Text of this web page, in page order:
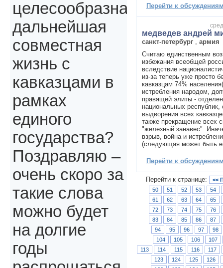
Перейти к
медведев андрей
санкт-петербург
армия
Считаю единственным
избежания всеобщей
вследствие
из-за теперь уже просто
кавказцам 74%
истребления народом,
правящей элиты -
национальных
выдворения всех
также прекращение всех
"железный занавес".
взрыв, война и
(следующая может быть
Перейти к
Перейти к странице:
<<
50
51 52 53
54
61
62 63 64
65
72
73 74 75
76
83
84 85 86
87
94
95 96 97
98
104
105 106
107
113
114 115 116
117
123
124 125
126
целесообразна
дальнейшая
совместная
жизнь с
кавказцами в
рамках
единого
государства?
Поздравляю –
очень скоро за
такие слова
можно будет
на долгие
годы